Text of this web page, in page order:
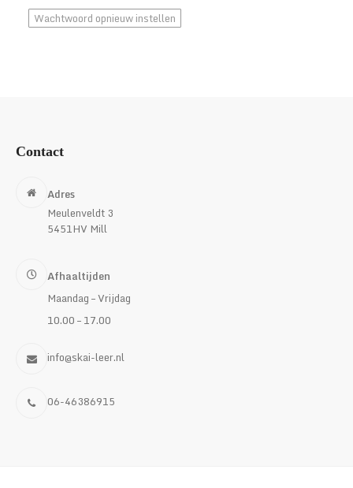
Wachtwoord opnieuw instellen
Contact
Adres
Meulenveldt 3
5451HV Mill
Afhaaltijden
Maandag – Vrijdag
10.00 – 17.00
info@skai-leer.nl
06-46386915